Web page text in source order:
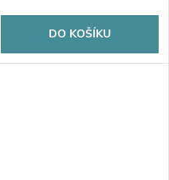
DO KOŠÍKU